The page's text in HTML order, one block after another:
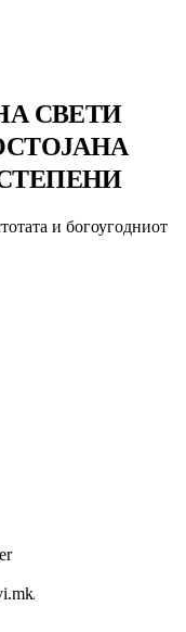
СВЕТИ
и богоугодниот